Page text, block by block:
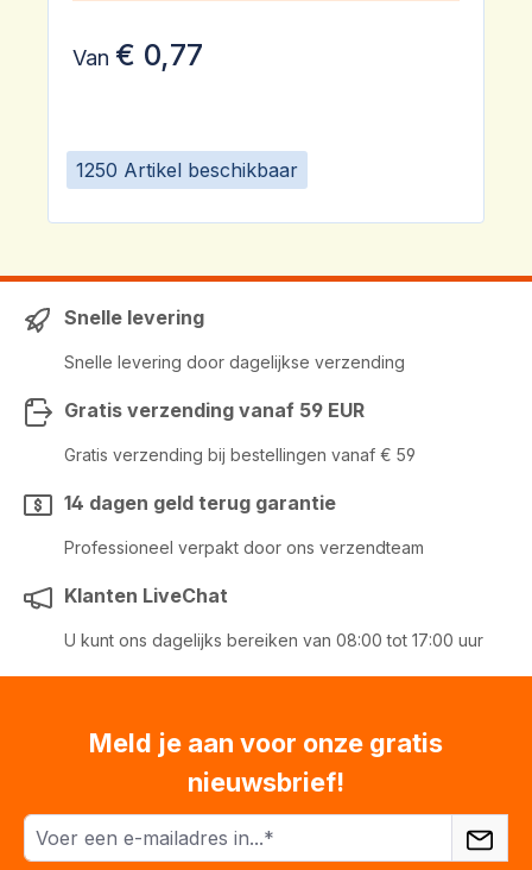
1250 Artikel beschikbaar
Van € 0,77
Snelle levering
Snelle levering door dagelijkse verzending
Gratis verzending vanaf 59 EUR
Gratis verzending bij bestellingen vanaf € 59
14 dagen geld terug garantie
Professioneel verpakt door ons verzendteam
Klanten LiveChat
U kunt ons dagelijks bereiken van 08:00 tot 17:00 uur
Meld je aan voor onze gratis
nieuwsbrief!